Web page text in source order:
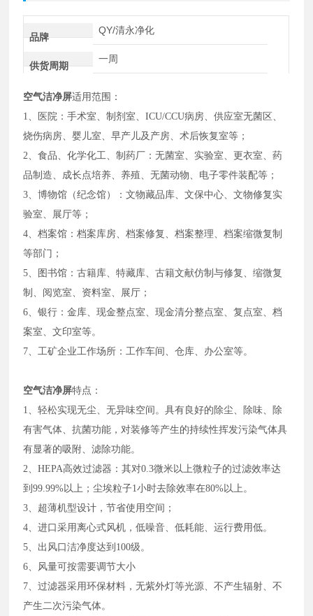
品牌
QY/清永净化
供货周期
一周
空气洁净屏适用范围：
1、医院：手术室、制剂室、ICU/CCU病房、供应室无菌区、
烧伤病房、婴儿室、早产儿及产房、术后恢复室等；
2、食品、化学化工、制药厂：无菌室、实验室、更衣室、药
品制造、成长点培养、养殖、无菌动物、电子零件装配等；
3、博物馆（纪念馆）：文物藏品库、文保中心、文物修复实
验室、展厅等；
4、档案馆：档案库房、档案修复、档案整理、档案缩微复制
等部门；
5、图书馆：古籍库、特藏库、古籍文献仿制与修复、缩微复
制、阅览室、资料室、展厅；
6、银行：金库、现金整点室、现金清分整点室、复点室、档
案室、文印室等。
7、工矿企业工作场所：工作车间、仓库、办公室等。
空气洁净屏特点：
1、轻松实现无尘、无异味空间。具有良好的除尘、除味、除
有害气体、抗菌功能，对装修等产生的持续性挥发污染气体具
有显著的吸附、滤除功能。
2、HEPA高效过滤器：其对0.3微米以上微粒子的过滤效率达
到99.99%以上；尘埃粒子1小时去除效率在80%以上。
3、超薄机型设计，节省使用空间；
4、进口采用离心式风机，低噪音、低耗能、运行费用低。
5、出风口洁净度达到100级。
6、风量可按需要调节大小
7、过滤器采用环保材料，无紫外灯等光源、不产生辐射、不
产生二次污染气体。